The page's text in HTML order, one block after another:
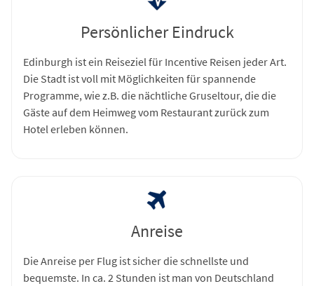
Persönlicher Eindruck
Edinburgh ist ein Reiseziel für Incentive Reisen jeder Art.
Die Stadt ist voll mit Möglichkeiten für spannende
Programme, wie z.B. die nächtliche Gruseltour, die die
Gäste auf dem Heimweg vom Restaurant zurück zum
Hotel erleben können.
Anreise
Die Anreise per Flug ist sicher die schnellste und
bequemste. In ca. 2 Stunden ist man von Deutschland